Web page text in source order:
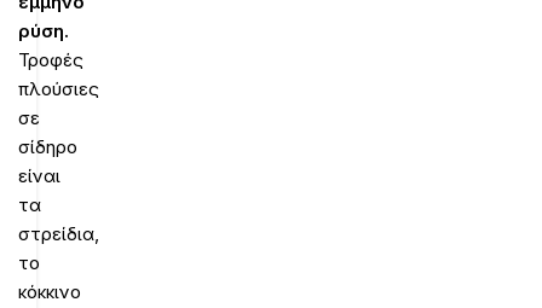
ρύση.
Τροφές
πλούσιες
σε
σίδηρο
είναι
τα
στρείδια,
το
κόκκινο